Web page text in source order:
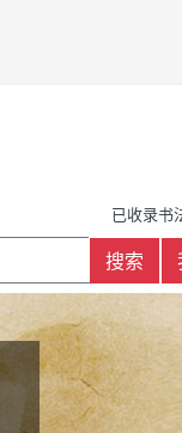
已收录书
搜索